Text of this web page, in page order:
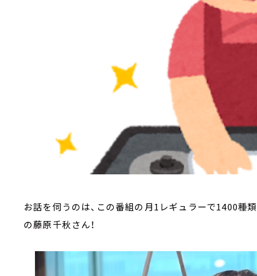
お話を伺うのは、この番組の月1レギュラーで1400種
の藤原千秋さん！